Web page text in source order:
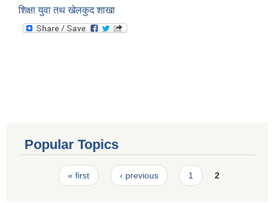
शिक्षा युवा तथ खेलकुद शाखा
Popular Topics
Pages« first ‹ previous 1 2